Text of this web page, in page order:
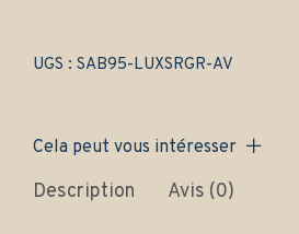
quantity
UGS : SAB95-LUXSRGR-AV
Cela peut vous intéresser
Description Avis (0)